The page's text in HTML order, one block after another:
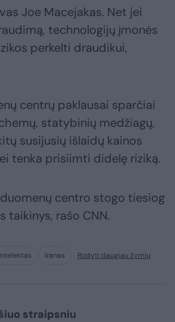
Joe Macejakas. Net jei
technologijų įmonės
perkelti draudikui,
centrų paklausai sparčiai
statybinių medžiagų,
susijusių išlaidų kainos
tenka prisiimti didelę riziką.
centro stogo tiesiog
taikinys, rašo CNN.
Iranas Rodyti daugiau žymių
straipsniu